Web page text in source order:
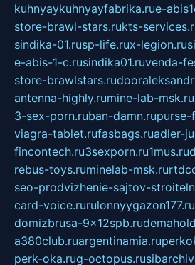
kuhnyaykuhnyayfabrika.rue-
store-brawl-stars.rukts-
sindika-01.rusp-life.rux-legion.ru
e-abis-1-c.rusindika01.ruvenda-
store-brawlstars.ru
antenna-highly.rumine-lab-msk.ru
3-sex-porn.ruban-damn.rupurse-
viagra-tablet.rufasbags.ruadler-
fincontech.ru3sexporn.ru1mus.ru
rebus-toys.ruminelab-msk.ru
seo-prodvizhenie-sajtov-
card-voice.rurulonnyygazon177.ru
domizbrusa-9x12spb.ru
a380club.ruargentinamia.ru
perk-oka.rug-octopus.ru